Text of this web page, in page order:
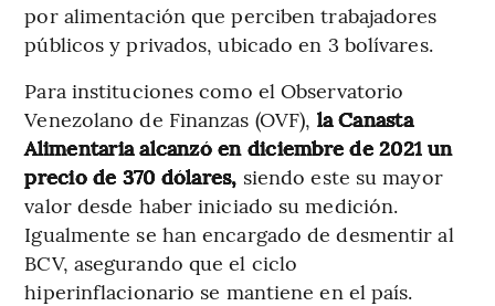
por alimentación que perciben trabajadores
públicos y privados, ubicado en 3 bolívares.
Para instituciones como el Observatorio
Venezolano de Finanzas (OVF), la Canasta
Alimentaria alcanzó en diciembre de 2021 un
precio de 370 dólares, siendo este su mayor
valor desde haber iniciado su medición.
Igualmente se han encargado de desmentir al
BCV, asegurando que el ciclo
hiperinflacionario se mantiene en el país.